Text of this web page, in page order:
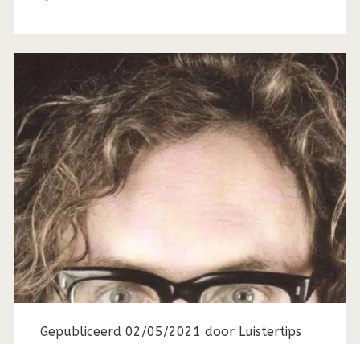
Gepubliceerd 02/05/2021 door Luistertips